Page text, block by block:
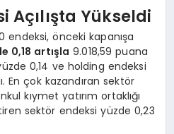
Açılışta Yükseldi
endeksi, önceki kapanışa
0,18 artışla 9.018,59 puana
0,14 ve holding endeksi
En çok kazandıran sektör
kıymet yatırım ortaklığı
sektör endeksi yüzde 0,23